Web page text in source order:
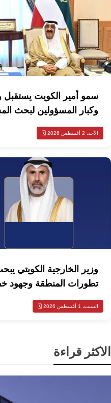
سمو أمير الكويت يستقبل
وكبار المسؤولين لبحث
الأحد، 2 أغسطس 2026 🗓️
وزير الخارجية الكويتي
تطورات المنطقة وجهود
السبت، 1 أغسطس 2026 🗓️
الاكثر قراءة